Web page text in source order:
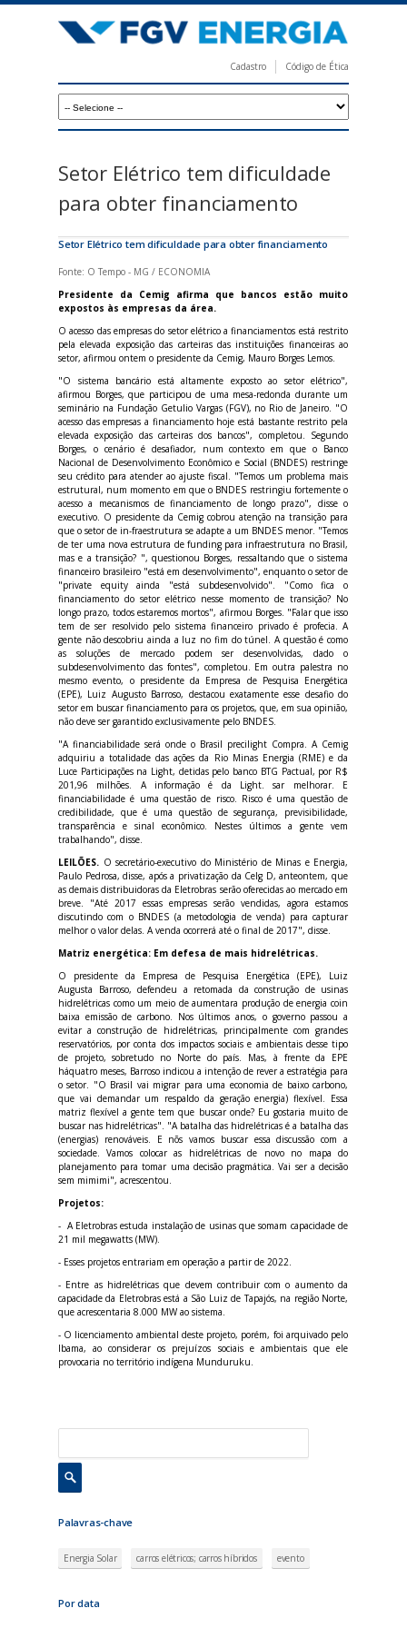
para
principal
V
e
r
g
i
Cadastro Código de Ética
Setor Elétrico tem dificuldade
para obter financiamento
Setor Elétrico tem dificuldade para obter financiamento
Fonte: O Tempo - MG / ECONOMIA
Presidente da Cemig afirma que bancos estão muito
expostos às empresas da área.
O acesso das empresas do setor elétrico a financiamentos está restrito
pela elevada exposição das carteiras das instituições financeiras ao
setor, afirmou ontem o presidente da Cemig, Mauro Borges Lemos.
"O sistema bancário está altamente exposto ao setor elétrico",
afirmou Borges, que participou de uma mesa-redonda durante um
seminário na Fundação Getulio Vargas (FGV), no Rio de Janeiro. "O
acesso das empresas a financiamento hoje está bastante restrito pela
elevada exposição das carteiras dos bancos", completou. Segundo
Borges, o cenário é desafiador, num contexto em que o Banco
Nacional de Desenvolvimento Econômico e Social (BNDES) restringe
seu crédito para atender ao ajuste fiscal. "Temos um problema mais
estrutural, num momento em que o BNDES restringiu fortemente o
acesso a mecanismos de financiamento de longo prazo", disse o
executivo. O presidente da Cemig cobrou atenção na transição para
que o setor de in-fraestrutura se adapte a um BNDES menor. "Temos
de ter uma nova estrutura de funding para infraestrutura no Brasil,
mas e a transição? ", questionou Borges, ressaltando que o sistema
financeiro brasileiro "está em desenvolvimento", enquanto o setor de
"private equity ainda "está subdesenvolvido". "Como fica o
financiamento do setor elétrico nesse momento de transição? No
longo prazo, todos estaremos mortos", afirmou Borges. "Falar que isso
tem de ser resolvido pelo sistema financeiro privado é profecia. A
gente não descobriu ainda a luz no fim do túnel. A questão é como
as soluções de mercado podem ser desenvolvidas, dado o
subdesenvolvimento das fontes", completou. Em outra palestra no
mesmo evento, o presidente da Empresa de Pesquisa Energética
(EPE), Luiz Augusto Barroso, destacou exatamente esse desafio do
setor em buscar financiamento para os projetos, que, em sua opinião,
não deve ser garantido exclusivamente pelo BNDES.
"A financiabilidade será onde o Brasil precilight Compra. A Cemig
adquiriu a totalidade das ações da Rio Minas Energia (RME) e da
Luce Participações na Light, detidas pelo banco BTG Pactual, por R$
201,96 milhões. A informação é da Light. sar melhorar. E
financiabilidade é uma questão de risco. Risco é uma questão de
credibilidade, que é uma questão de segurança, previsibilidade,
transparência e sinal econômico. Nestes últimos a gente vem
trabalhando", disse.
LEILÕES. O secretário-executivo do Ministério de Minas e Energia,
Paulo Pedrosa, disse, após a privatização da Celg D, anteontem, que
as demais distribuidoras da Eletrobras serão oferecidas ao mercado em
breve. "Até 2017 essas empresas serão vendidas, agora estamos
discutindo com o BNDES (a metodologia de venda) para capturar
melhor o valor delas. A venda ocorrerá até o final de 2017", disse.
Matriz energética: Em defesa de mais hidrelétricas.
O presidente da Empresa de Pesquisa Energética (EPE), Luiz
Augusta Barroso, defendeu a retomada da construção de usinas
hidrelétricas como um meio de aumentara produção de energia coin
baixa emissão de carbono. Nos últimos anos, o governo passou a
evitar a construção de hidrelétricas, principalmente com grandes
reservatórios, por conta dos impactos sociais e ambientais desse tipo
de projeto, sobretudo no Norte do país. Mas, à frente da EPE
háquatro meses, Barroso indicou a intenção de rever a estratégia para
o setor. "O Brasil vai migrar para uma economia de baixo carbono,
que vai demandar um respaldo da geração energia) flexível. Essa
matriz flexível a gente tem que buscar onde? Eu gostaria muito de
buscar nas hidrelétricas". "A batalha das hidrelétricas é a batalha das
(energias) renováveis. E nõs vamos buscar essa discussão com a
sociedade. Vamos colocar as hidrelétricas de novo no mapa do
planejamento para tomar uma decisão pragmática. Vai ser a decisão
sem mimimi", acrescentou.
Projetos:
- A Eletrobras estuda instalação de usinas que somam capacidade de
21 mil megawatts (MW).
- Esses projetos entrariam em operação a partir de 2022.
- Entre as hidrelétricas que devem contribuir com o aumento da
capacidade da Eletrobras está a São Luiz de Tapajós, na região Norte,
que acrescentaria 8.000 MW ao sistema.
- O licenciamento ambiental deste projeto, porém, foi arquivado pelo
lbama, ao considerar os prejuízos sociais e ambientais que ele
provocaria no território indígena Munduruku.
Palavras-chave
Energia Solar carros elétricos; carros híbridos evento
Por data